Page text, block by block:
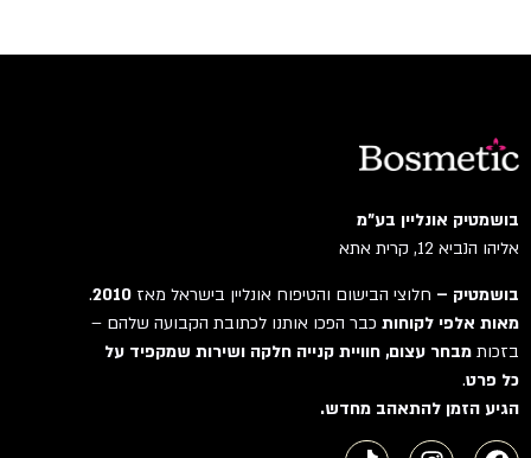
בושמטיק אונליין בע"מ
אליהו הנביא 12, קרית אתא
בושמטיק –חלוצי הבישום והטיפוח אונליין בישראל מאז2010
.
מאות אלפי לקוחותכבר הפכו אותנו לכתובת הקבועה שלהם –
בזכותמבחר עצום, חוויית קנייה חלקה ושירות שמקפיד על
כל פרט.
הגיע הזמן להתאהב מחדש.